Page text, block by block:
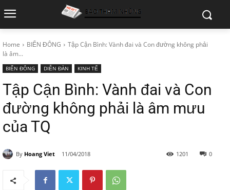
Home BIỂN ĐÔNG
Tập Cận Bình: Vành đai và Con đường không phải
là âm...
BIỂN ĐÔNG DIỄN ĐÀN KINH TẾ
Tập Cận Bình: Vành đai và Con
đường không phải là âm mưu
của TQ
By Hoang Viet 11/04/2018 0
1201